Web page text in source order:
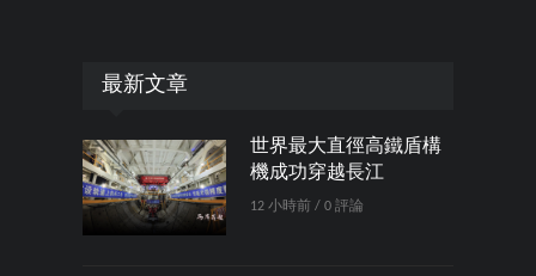
最新文章
世界最大直徑高鐵盾構
機成功穿越長江
12 小時前 / 0 評論